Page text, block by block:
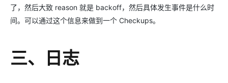
了，然后大致 reason 就是 backoff，然后具体发生事件是什么时
间。可以通过这个信息来做到一个 Checkups。
三、日志